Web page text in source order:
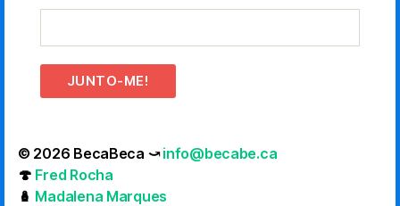
JUNTO-ME!
© 2026 BecaBeca ⤻info@becabe.ca
🍄 Fred Rocha
🪆 Madalena Marques